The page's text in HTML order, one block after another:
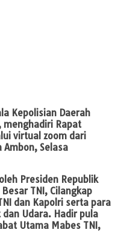
Kepolisian Daerah
menghadiri Rapat
virtual zoom dari
Selasa
Presiden Republik
TNI, Cilangkap
dan Kapolri serta para
Udara. Hadir pula
Utama Mabes TNI,